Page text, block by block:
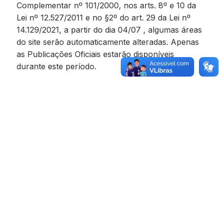
Complementar nº 101/2000, nos arts. 8º e 10 da
Lei nº 12.527/2011 e no §2º do art. 29 da Lei nº
14.129/2021, a partir do dia 04/07 , algumas áreas
do site serão automaticamente alteradas. Apenas
as Publicações Oficiais estarão disponíveis
durante este período.